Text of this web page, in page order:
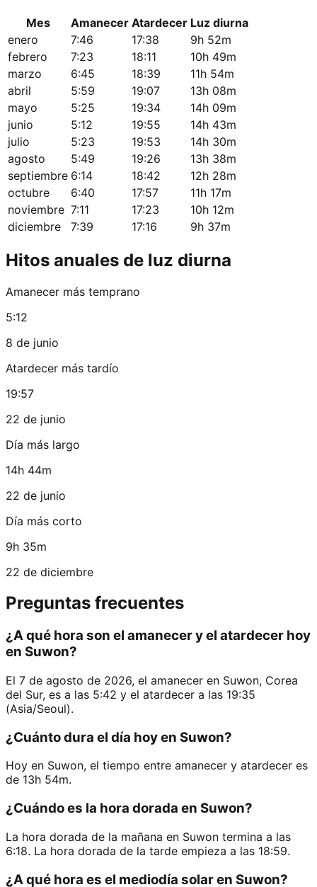
Mes
Amanecer Atardecer Luz diurna
enero
7:46 17:38
9h 52m
febrero
7:23 18:11
10h 49m
marzo
6:45 18:39
11h 54m
abril
5:59 19:07
13h 08m
mayo
5:25 19:34
14h 09m
junio
5:12 19:55
14h 43m
julio
5:23 19:53
14h 30m
agosto
5:49 19:26
13h 38m
septiembre 6:14 18:42
12h 28m
octubre
6:40 17:57
11h 17m
noviembre 7:11 17:23
10h 12m
diciembre
7:39 17:16 9h 37m
Hitos anuales de luz diurna
Amanecer más temprano
5:12
8 de junio
Atardecer más tardío
19:57
22 de junio
Día más largo
14h 44m
22 de junio
Día más corto
9h 35m
22 de diciembre
Preguntas frecuentes
¿A qué hora son el amanecer y el atardecer hoy
en Suwon?
El 7 de agosto de 2026, el amanecer en Suwon, Corea
del Sur, es a las 5:42 y el atardecer a las 19:35
(Asia/Seoul).
¿Cuánto dura el día hoy en Suwon?
Hoy en Suwon, el tiempo entre amanecer y atardecer es
de 13h 54m.
¿Cuándo es la hora dorada en Suwon?
La hora dorada de la mañana en Suwon termina a las
6:18. La hora dorada de la tarde empieza a las 18:59.
¿A qué hora es el mediodía solar en Suwon?